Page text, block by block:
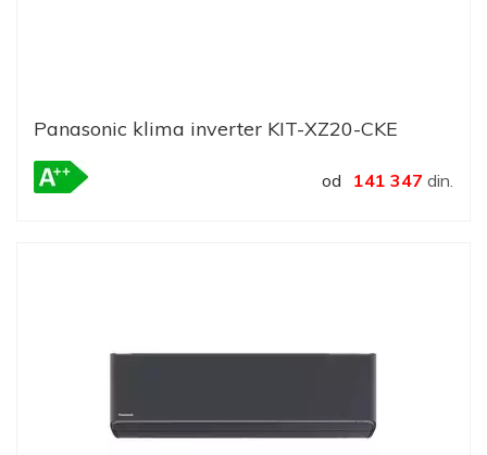
Panasonic klima inverter KIT-XZ20-CKE
od 141 347 din.